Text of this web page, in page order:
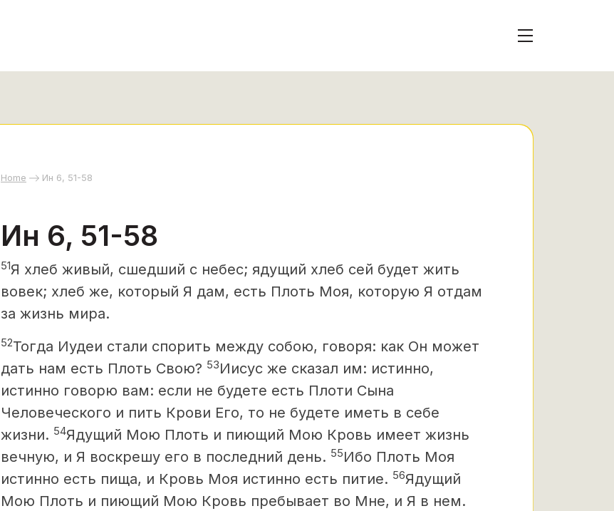
Home Ин 6, 51-58
Ин 6, 51-58
51Я хлеб живый, сшедший с небес; ядущий хлеб сей будет жить
вовек; хлеб же, который Я дам, есть Плоть Моя, которую Я отдам
за жизнь мира.
52Тогда Иудеи стали спорить между собою, говоря: как Он может
дать нам есть Плоть Свою? 53Иисус же сказал им: истинно,
истинно говорю вам: если не будете есть Плоти Сына
Человеческого и пить Крови Его, то не будете иметь в себе
жизни. 54Ядущий Мою Плоть и пиющий Мою Кровь имеет жизнь
вечную, и Я воскрешу его в последний день. 55Ибо Плоть Моя
истинно есть пища, и Кровь Моя истинно есть питие. 56Ядущий
Мою Плоть и пиющий Мою Кровь пребывает во Мне, и Я в нем.